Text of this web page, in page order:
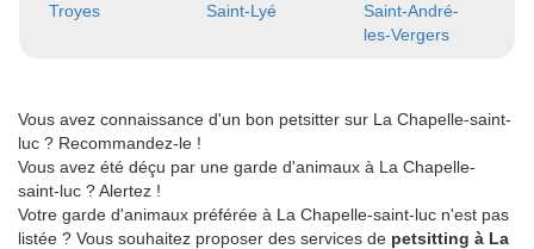
Troyes
Saint-Lyé
Saint-André-
les-Vergers
Vous avez connaissance d'un bon petsitter sur La Chapelle-saint-
luc ? Recommandez-le !
Vous avez été déçu par une garde d'animaux à La Chapelle-
saint-luc ? Alertez !
Votre garde d'animaux préférée à La Chapelle-saint-luc n'est pas
listée ? Vous souhaitez proposer des services de petsitting à La